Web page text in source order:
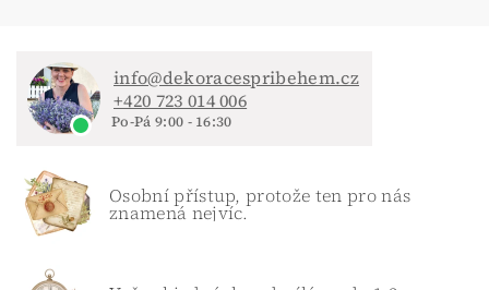
info@dekoracespribehem.cz
+420 723 014 006
Po-Pá 9:00 - 16:30
Osobní přístup, protože ten pro nás
znamená nejvíc.